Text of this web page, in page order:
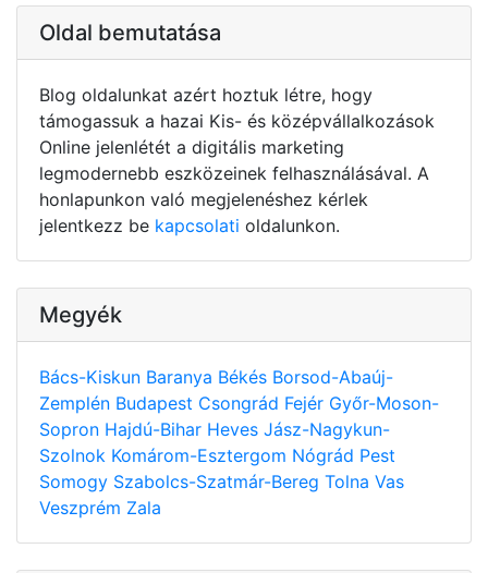
Oldal bemutatása
Blog oldalunkat azért hoztuk létre, hogy
támogassuk a hazai Kis- és középvállalkozások
Online jelenlétét a digitális marketing
legmodernebb eszközeinek felhasználásával. A
honlapunkon való megjelenéshez kérlek
jelentkezz be kapcsolati oldalunkon.
Megyék
Bács-Kiskun Baranya Békés Borsod-Abaúj-
Zemplén Budapest Csongrád Fejér Győr-Moson-
Sopron Hajdú-Bihar Heves Jász-Nagykun-
Szolnok Komárom-Esztergom Nógrád Pest
Somogy Szabolcs-Szatmár-Bereg Tolna Vas
Veszprém Zala